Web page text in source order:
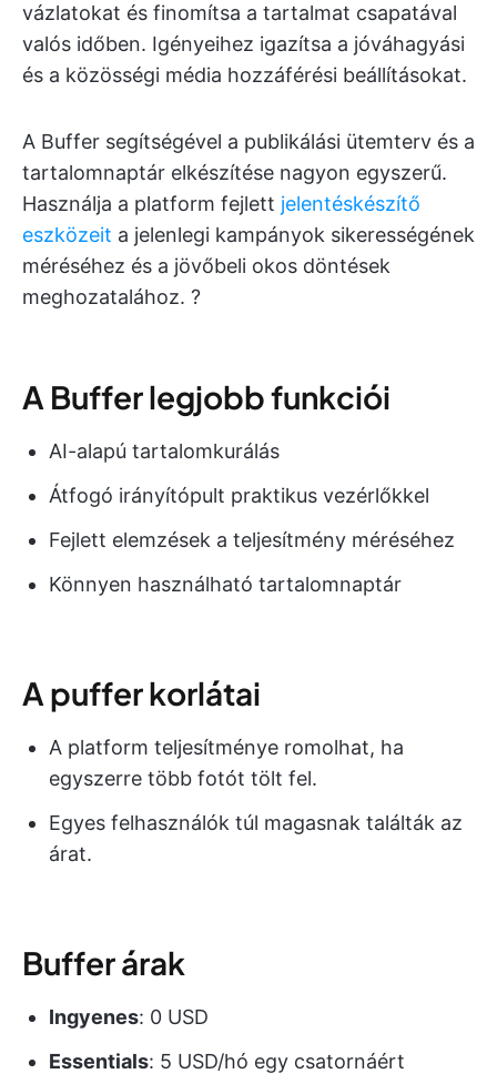
vázlatokat és finomítsa a tartalmat csapatával
valós időben. Igényeihez igazítsa a jóváhagyási
és a közösségi média hozzáférési beállításokat.
A Buffer segítségével a publikálási ütemterv és a
tartalomnaptár elkészítése nagyon egyszerű.
Használja a platform fejlett jelentéskészítő
eszközeit a jelenlegi kampányok sikerességének
méréséhez és a jövőbeli okos döntések
meghozatalához. ?
A Buffer legjobb funkciói
AI-alapú tartalomkurálás
Átfogó irányítópult praktikus vezérlőkkel
Fejlett elemzések a teljesítmény méréséhez
Könnyen használható tartalomnaptár
A puffer korlátai
A platform teljesítménye romolhat, ha
egyszerre több fotót tölt fel.
Egyes felhasználók túl magasnak találták az
árat.
Buffer árak
Ingyenes: 0 USD
Essentials: 5 USD/hó egy csatornáért